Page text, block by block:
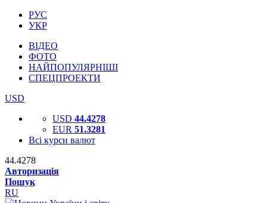
РУС
УКР
ВІДЕО
ФОТО
НАЙПОПУЛЯРНІШІ
СПЕЦПРОЕКТИ
USD
USD 44.4278
EUR 51.3281
Всі курси валют
44.4278
Авторизація
Пошук
RU